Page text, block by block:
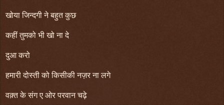
खोया जिन्दगी ने बहुत कुछ
कहीं तुमको भी खो ना दे
दुआ करो
हमारी दोस्ती को किसीकी नज़र ना लगे
वक़्त के संग ए ओर परवान चढ़े